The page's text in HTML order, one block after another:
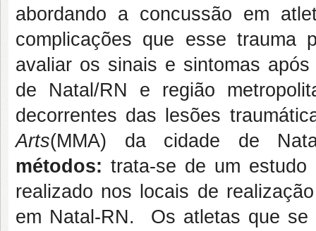
abordando a concussão em
complicações que esse trauma
avaliar os sinais e sintomas
de Natal/RN e região
decorrentes das lesões
Arts(MMA) da cidade de
métodos:trata-se de um estudo
realizado nos locais de
em Natal -RN. Os atletas que se